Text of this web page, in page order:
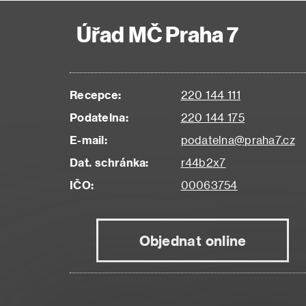
Úřad MČ Praha 7
Recepce:
220 144 111
Podatelna:
220 144 175
E-mail:
podatelna@praha7.cz
Dat. schránka:
r44b2x7
IČO:
00063754
Objednat online